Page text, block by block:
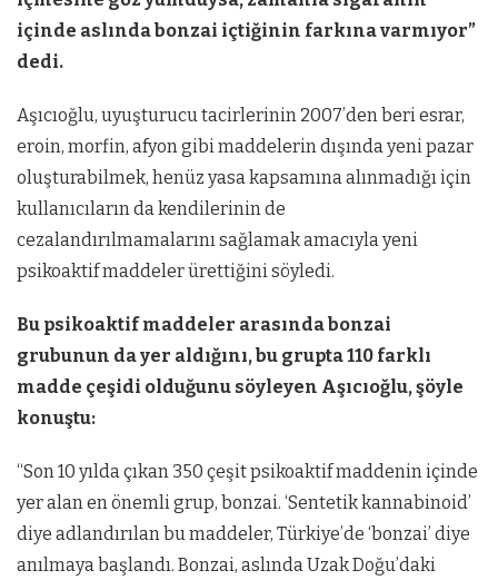
içinde aslında bonzai içtiğinin farkına varmıyor”
dedi.
Aşıcıoğlu, uyuşturucu tacirlerinin 2007’den beri esrar,
eroin, morfin, afyon gibi maddelerin dışında yeni pazar
oluşturabilmek, henüz yasa kapsamına alınmadığı için
kullanıcıların da kendilerinin de
cezalandırılmamalarını sağlamak amacıyla yeni
psikoaktif maddeler ürettiğini söyledi.
Bu psikoaktif maddeler arasında bonzai
grubunun da yer aldığını, bu grupta 110 farklı
madde çeşidi olduğunu söyleyen Aşıcıoğlu, şöyle
konuştu:
“Son 10 yılda çıkan 350 çeşit psikoaktif maddenin içinde
yer alan en önemli grup, bonzai. ‘Sentetik kannabinoid’
diye adlandırılan bu maddeler, Türkiye’de ‘bonzai’ diye
anılmaya başlandı. Bonzai, aslında Uzak Doğu’daki